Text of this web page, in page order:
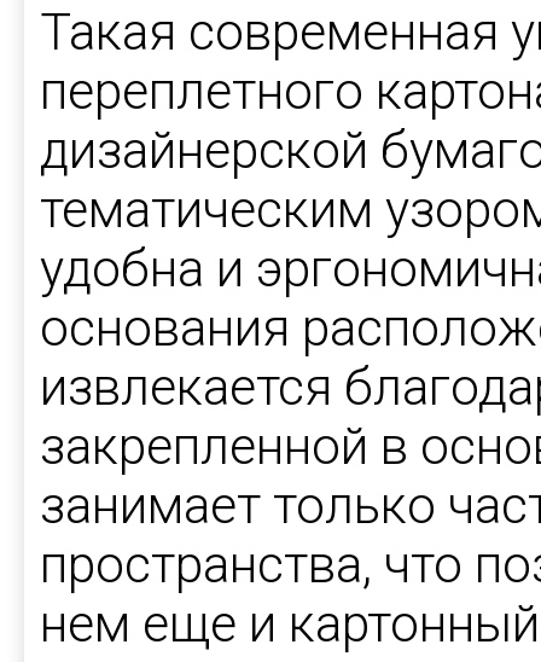
Такая современная
переплетного
дизайнерской
тематическим
удобна и
основания
извлекается
закрепленной в
занимает только
пространства, что
нем еще и